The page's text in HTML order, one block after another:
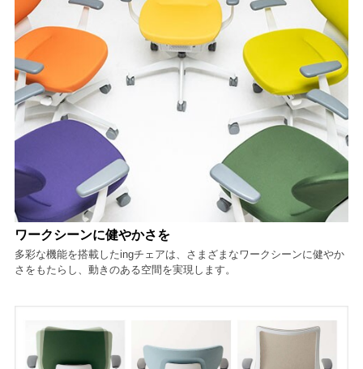
ワークシーンに健やかさを
多彩な機能を搭載したingチェアは、さまざまなワークシーンに健やか
さをもたらし、動きのある空間を実現します。